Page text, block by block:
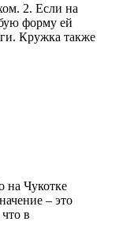
2. Если на
форму ей
Кружка также
на Чукотке
– это
в